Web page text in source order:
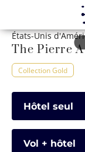
États-Unis
The Pierre
Collection Gold
Hôtel seul
Vol + hôtel